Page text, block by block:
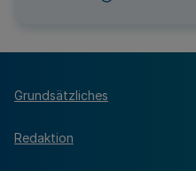
Grundsätzliches
Redaktion